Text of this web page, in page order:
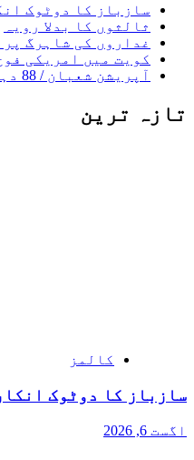
سازباز کا دوٹوک
ثالثوں کا بدلا رویہ
غداروں کی شاہرگ
کویت میں امریکی
آپریشن شعبان / 88 دہشت گرد ہلاک
تازہ ترین
کالمز
سازباز کا دوٹوک انکار
اگست 6, 2026